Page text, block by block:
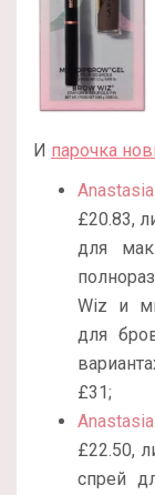
И парочка
£20.83,
для
Wiz и
для
£31;
£22.50,
спрей